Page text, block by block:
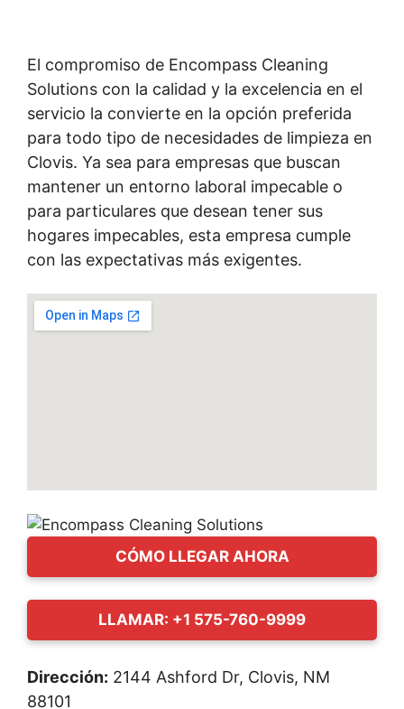
El compromiso de Encompass Cleaning
Solutions con la calidad y la excelencia en el
servicio la convierte en la opción preferida
para todo tipo de necesidades de limpieza en
Clovis. Ya sea para empresas que buscan
mantener un entorno laboral impecable o
para particulares que desean tener sus
hogares impecables, esta empresa cumple
con las expectativas más exigentes.
CÓMO LLEGAR AHORA
LLAMAR: +1 575-760-9999
Dirección: 2144 Ashford Dr, Clovis, NM
88101